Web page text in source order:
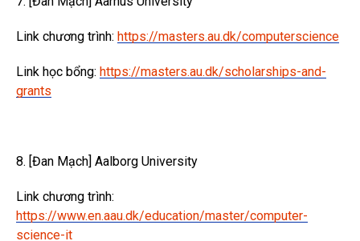
Link chương trình: https://masters.au.dk/computerscience
Link học bổng: https://masters.au.dk/scholarships-and-
grants
8. [Đan Mạch] Aalborg University
Link chương trình:
https://www.en.aau.dk/education/master/computer-
science-it